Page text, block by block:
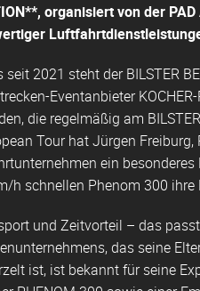
organisiert von der
seit 2021 steht der BILSTER
Eventanbieter
die regelmäßig am
Tour hat Jürgen
ein
h schnellen Phenom 300
und Zeitvorteil – das
das seine
ist, ist bekannt für seine